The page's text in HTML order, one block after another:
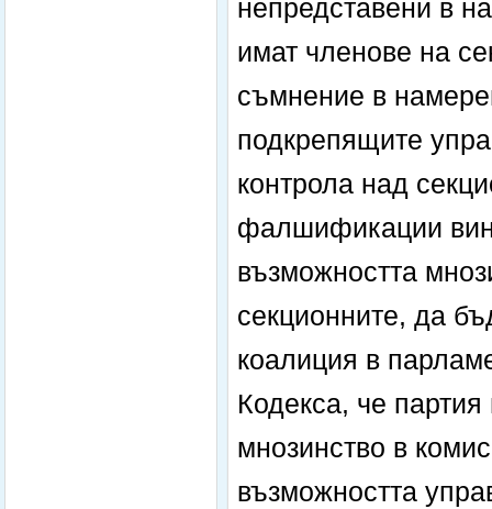
непредставени в
имат членове на
съмнение в
подкрепящите
контрола над
фалшификации
възможността
секционните, да
коалиция в
Кодекса, че
мнозинство в
възможността